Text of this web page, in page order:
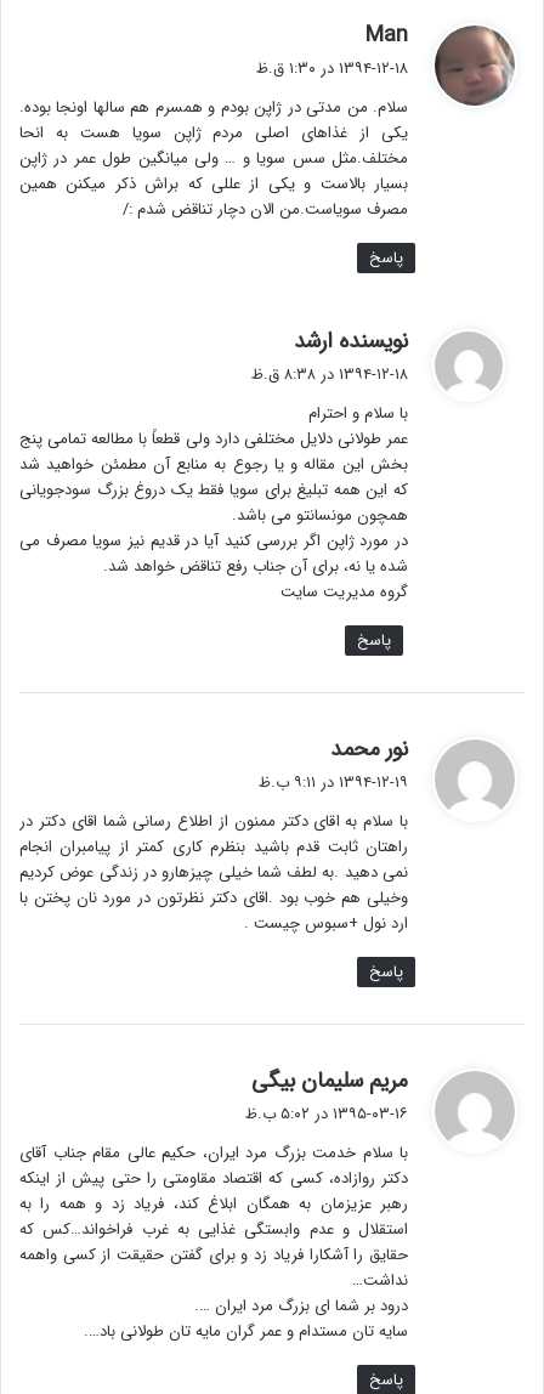
Man
ف
:
۱۳۹۴-۱۲-۱۸ در ۱:۳۰ ق.ظ
سلام. من مدتی در ژاپن بودم و همسرم هم سالها اونجا بوده.
یکی از غذاهای اصلی مردم ژاپن سویا هست به انحا
مختلف.مثل سس سویا و … ولی میانگین طول عمر در ژاپن
بسیار بالاست و یکی از عللی که براش ذکر میکنن همین
مصرف سویاست.من الان دچار تناقض شدم :/
پاسخ
نویسنده ارشد
ف
۱۳۹۴-۱۲-۱۸ در ۸:۳۸ ق.ظ
با سلام و احترام
عمر طولانی دلایل مختلفی دارد ولی قطعاً با مطالعه تمامی پنج
بخش این مقاله و یا رجوع به منابع آن مطمئن خواهید شد
که این همه تبلیغ برای سویا فقط یک دروغ بزرگ سودجویانی
همچون مونسانتو می باشد.
در مورد ژاپن اگر بررسی کنید آیا در قدیم نیز سویا مصرف می
شده یا نه، برای آن جناب رفع تناقض خواهد شد.
گروه مدیریت سایت
پاسخ
نور محمد
ت
:
۱۳۹۴-۱۲-۱۹ در ۹:۱۱ ب.ظ
با سلام به اقای دکتر ممنون از اطلاع رسانی شما اقای دکتر در
راهتان ثابت قدم باشید بنظرم کاری کمتر از پیامبران انجام
نمی دهید .به لطف شما خیلی چیزهارو در زندگی عوض کردیم
وخیلی هم خوب بود .اقای دکتر نظرتون در مورد نان پختن با
ارد نول +سبوس چیست .
پاسخ
مریم سلیمان بیگی
ف
:
۱۳۹۵-۰۳-۱۶ در ۵:۰۲ ب.ظ
با سلام خدمت بزرگ مرد ایران، حکیم عالی مقام جناب آقای
دکتر روازاده، کسی که اقتصاد مقاومتی را حتی پیش از اینکه
رهبر عزیزمان به همگان ابلاغ کند، فریاد زد و همه را به
استقلال و عدم وابستگی غذایی به غرب فراخواند…کس که
حقایق را آشکارا فریاد زد و برای گفتن حقیقت از کسی واهمه
نداشت…
درود بر شما ای بزرگ مرد ایران ….
سایه تان مستدام و عمر گران مایه تان طولانی باد….
پاسخ